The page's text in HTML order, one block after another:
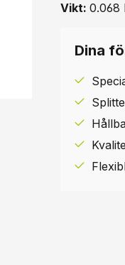
Vikt: 0.068
Dina